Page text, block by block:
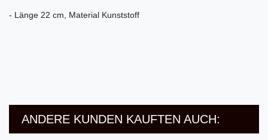
- Länge 22 cm, Material Kunststoff
ANDERE KUNDEN KAUFTEN AUCH: